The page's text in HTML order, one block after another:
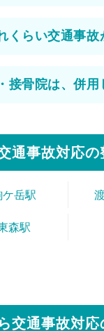
くらい交通事故
接骨院は、併用
通事故対応
ケ岳駅
森駅
交通事故対